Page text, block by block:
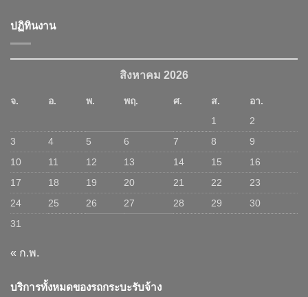
ปฏิทินงาน
สิงหาคม 2026
จ. อ. พ. พฤ. ศ. ส.
อา.
1
2
3
4 5 6 7 8
9
10
11 12 13 14 15
16
17
18 19 20 21 22
23
24
25 26 27 28 29
30
31
« ก.พ.
บริการทั้งหมดของรถกระบะรับจ้าง